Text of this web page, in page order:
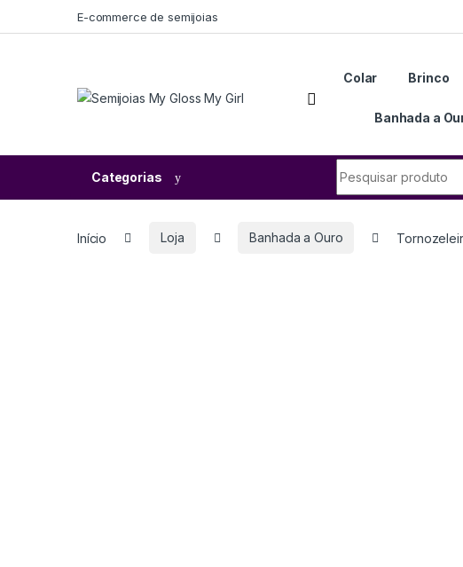
E-commerce de semijoias
Colar Brinco
Banhada a
Categorias
Início Loja Banhada a Ouro